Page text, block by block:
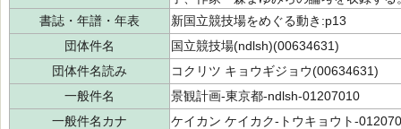
書誌・年譜・年表
新国立競技場をめぐる動き:p13
団体件名
国立競技場(ndlsh)(00634631)
団体件名読み
コクリツ キョウギジョウ(00634631)
一般件名
景観計画-東京都-ndlsh-01207010
一般件名カナ
ケイカン ケイカク-トウキョウト-